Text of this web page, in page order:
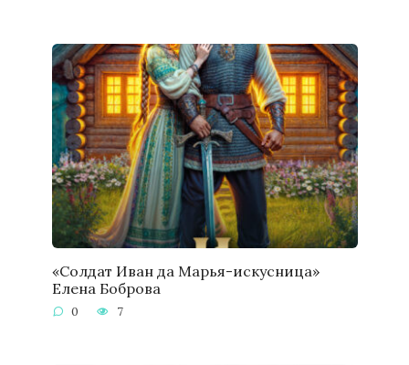
«Солдат Иван да Марья-искусница»
Елена Боброва
0 7